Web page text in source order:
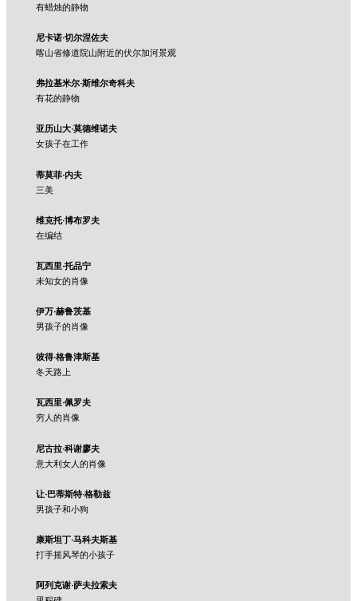
有蜡烛的静物
尼卡诺·切尔涅佐夫
喀山省修道院山附近的伏尔加河景观
弗拉基米尔·斯维尔奇科夫
有花的静物
亚历山大·莫德维诺夫
女孩子在工作
蒂莫菲·内夫
三美
维克托·博布罗夫
在编结
瓦西里·托品宁
未知女的肖像
伊万·赫鲁茨基
男孩子的肖像
彼得·格鲁津斯基
冬天路上
瓦西里·佩罗夫
穷人的肖像
尼古拉·科谢廖夫
意大利女人的肖像
让·巴蒂斯特·格勒兹
男孩子和小狗
康斯坦丁·马科夫斯基
打手摇风琴的小孩子
阿列克谢·萨夫拉索夫